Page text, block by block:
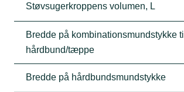
Støvsugerkroppens volumen, L
Bredde på kombinationsmundstykke til
hårdbund/tæppe
Bredde på hårdbundsmundstykke